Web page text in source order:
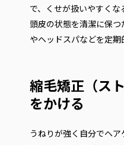
で、くせが扱いやすくな
頭皮の状態を清潔に保
やヘッドスパなどを定期
縮毛矯正（ス
をかける
うねりが強く自分でヘ